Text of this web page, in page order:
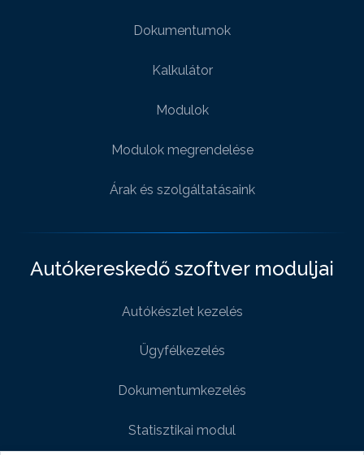
Dokumentumok
Kalkulátor
Modulok
Modulok megrendelése
Árak és szolgáltatásaink
Autókereskedő szoftver moduljai
Autókészlet kezelés
Ügyfélkezelés
Dokumentumkezelés
Statisztikai modul